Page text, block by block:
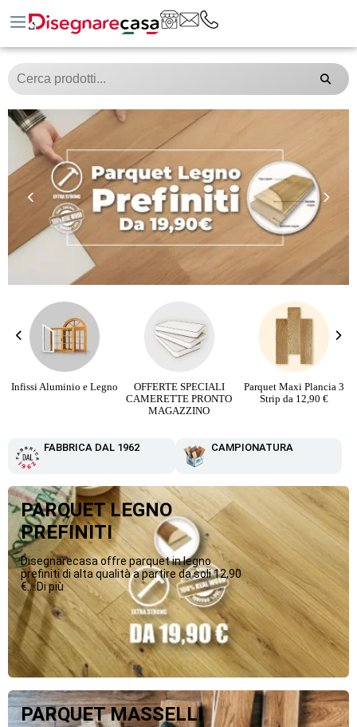
Infissi Aluminio e Legno
OFFERTE SPECIALI
CAMERETTE PRONTO
MAGAZZINO
Parquet Maxi Plancia 3
Strip da 12,90 €
FABBRICA DAL 1962 CAMPIONATURA
PARQUET LEGNO
PREFINITI
Disegnarecasa offre parquet in legno
prefiniti di alta qualità a partire da soli 12,90
€....Di più
PARQUET MASSELLI